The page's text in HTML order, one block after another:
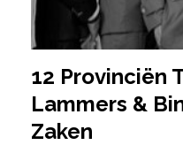
12 Provinciën
Lammers &
Zaken